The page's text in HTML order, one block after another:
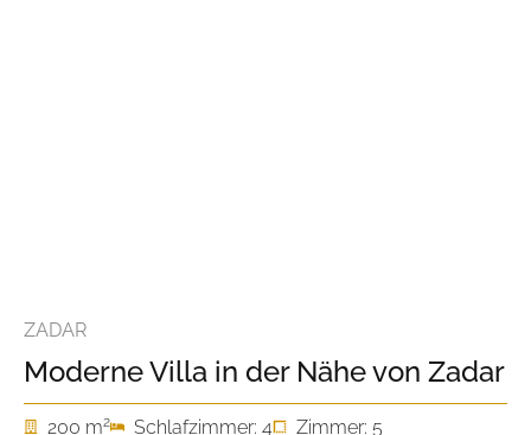
ZADAR
Moderne Villa in der Nähe von Zadar
200 m2 Schlafzimmer: 4 Zimmer: 5